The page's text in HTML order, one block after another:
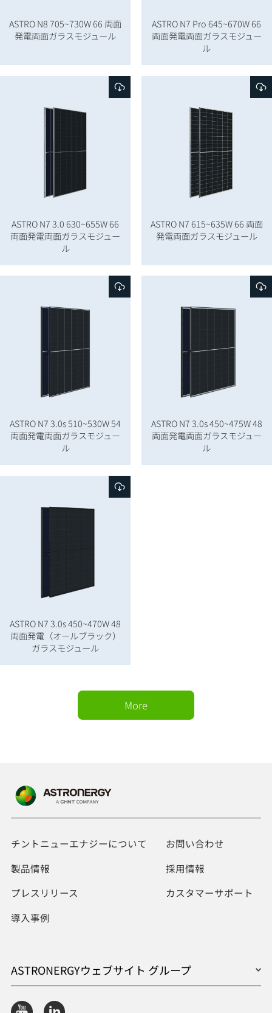
ASTRO N8 705~730W 66 両面
発電両面ガラスモジュール
ASTRO N7 Pro 645~670W 66
両面発電両面ガラスモジュー
ル
ASTRO N7 3.0 630~655W 66
両面発電両面ガラスモジュー
ル
ASTRO N7 615~635W 66 両面
発電両面ガラスモジュール
ASTRO N7 3.0s 510~530W 54
両面発電両面ガラスモジュー
ル
ASTRO N7 3.0s 450~475W 48
両面発電両面ガラスモジュー
ル
ASTRO N7 3.0s 450~470W 48
両面発電（オールブラック）
ガラスモジュール
More
チントニューエナジーについて
お問い合わせ
製品情報
採用情報
プレスリリース
カスタマーサポート
導入事例
ASTRONERGYウェブサイト グループ